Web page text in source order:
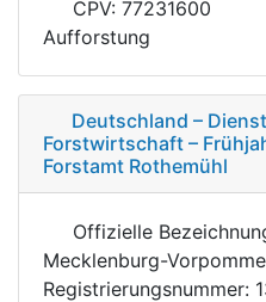
CPV: 77231600
Aufforstung
Deutschland –
Forstwirtschaft –
Forstamt Rothemühl
Offizielle
Mecklenburg-
Registrierungsnummer: